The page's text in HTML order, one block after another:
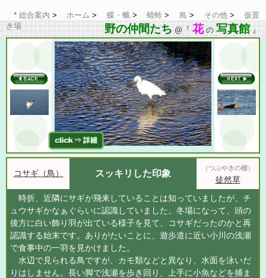
総合案内 ホーム 蝶・蛾 蜻蛉 鳥 その他
仮置
き場
野の仲間たち@『花の 写真館』
コサギ（鳥） スッキリした印象
（つぶやきの棚）
徒然草
時折、近隣にサギが飛来していることは知っていましたが、チ
ュウサギかなぁぐらいに認識していました。冬場になって、頭の
後方に白い飾り羽が出ている様子を見て、コサギだったのかと再
認識する始末です。ありがたいことに、遊歩道に近い小川の浅瀬
で食事中の一羽を見かけました。
水辺で見られる鳥ですが、カモ類などと異なり、水面を泳いだ
りはしません。長い脚で浅瀬を歩き回り、上手に小魚などを捕ま